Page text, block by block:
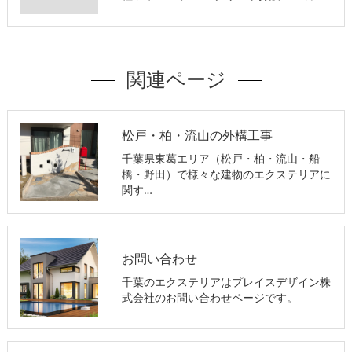
関連ページ
松戸・柏・流山の外構工事
千葉県東葛エリア（松戸・柏・流山・船
橋・野田）で様々な建物のエクステリアに
関す…
お問い合わせ
千葉のエクステリアはプレイスデザイン株
式会社のお問い合わせページです。